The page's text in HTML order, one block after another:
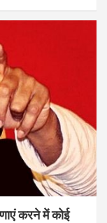
करने में कोई